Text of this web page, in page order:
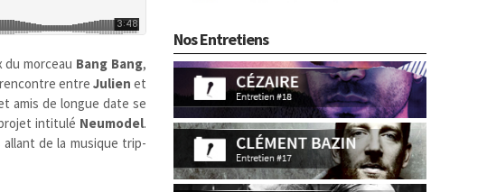
morceau Bang Bang,
entre Julien et
amis de longue date se
intitulé Neumodel.
de la musique trip-
Nos Entretiens